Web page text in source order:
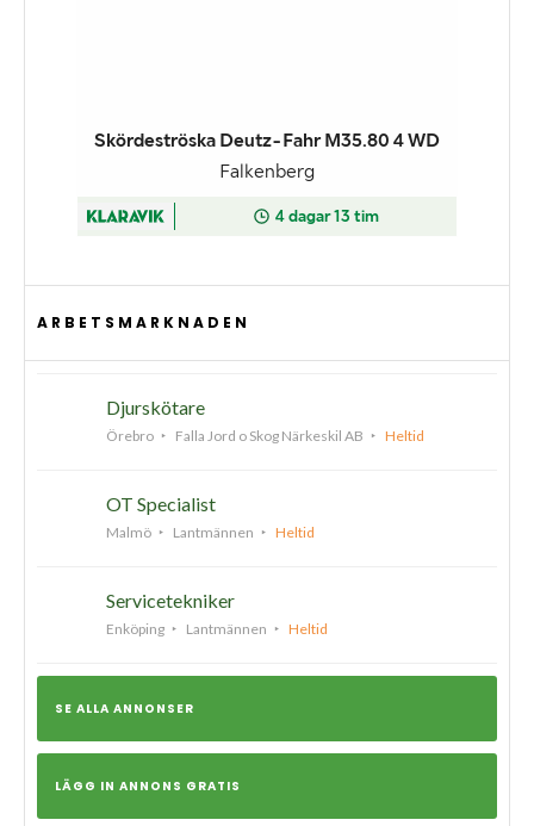
ARBETSMARKNADEN
Djurskötare
Örebro Falla Jord o Skog Närkeskil AB Heltid
OT Specialist
Malmö Lantmännen Heltid
Servicetekniker
Enköping Lantmännen Heltid
SE ALLA ANNONSER
LÄGG IN ANNONS GRATIS